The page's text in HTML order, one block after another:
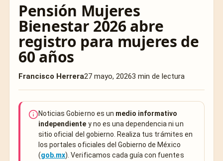
Pensión Mujeres
Bienestar 2026 abre
registro para mujeres de
60 años
Francisco Herrera27 mayo, 20263 min de lectura
Noticias Gobierno es un medio informativo
independiente y no es una dependencia ni un
sitio oficial del gobierno. Realiza tus trámites en
los portales oficiales del Gobierno de México
(gob.mx). Verificamos cada guía con fuentes